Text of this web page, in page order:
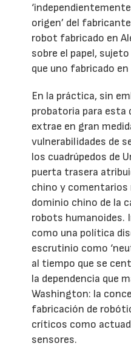
origen’ del
robot fabricado en
sobre el papel,
que uno fabricado en
En la práctica, sin
probatoria para esta
extrae en gran
vulnerabilidades de
los cuadrúpedos de
puerta trasera
chino y comentarios
dominio chino de la
robots
como una política
escrutinio como
al tiempo que se
la dependencia que
Washington: la
fabricación de
críticos como
sensores.